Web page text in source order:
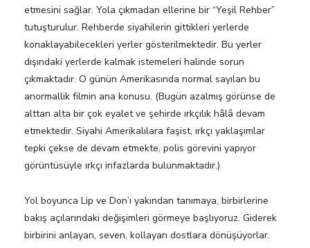
etmesini sağlar. Yola çıkmadan ellerine bir “Yeşil Rehber”
tutuşturulur. Rehberde siyahilerin gittikleri yerlerde
konaklayabilecekleri yerler gösterilmektedir. Bu yerler
dışındaki yerlerde kalmak istemeleri halinde sorun
çıkmaktadır. O günün Amerikasında normal sayılan bu
anormallik filmin ana konusu. (Bugün azalmış görünse de
alttan alta bir çok eyalet ve şehirde ırkçılık hâlâ devam
etmektedir. Siyahi Amerikalılara faşist, ırkçı yaklaşımlar
tepki çekse de devam etmekte, polis görevini yapıyor
görüntüsüyle ırkçı infazlarda bulunmaktadır.)
Yol boyunca Lip ve Don’ı yakından tanımaya, birbirlerine
bakış açılarındaki değişimleri görmeye başlıyoruz. Giderek
birbirini anlayan, seven, kollayan dostlara dönüşüyorlar.